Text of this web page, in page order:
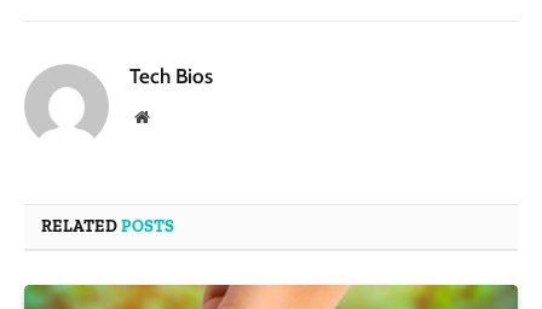
Tech Bios
Website
RELATEDPOSTS